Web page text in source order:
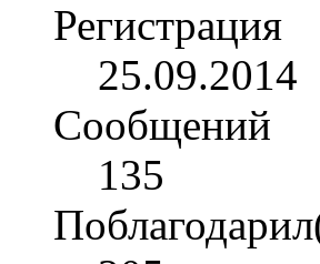
Регистрация
25.09.2014
Сообщений
135